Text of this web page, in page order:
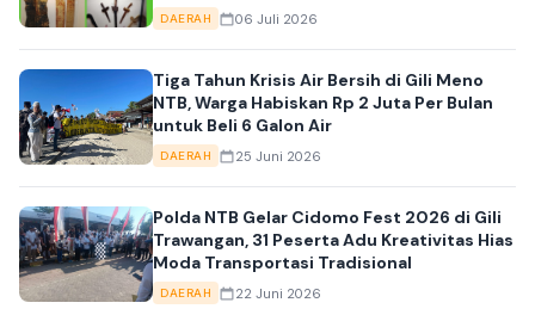
DAERAH 06 Juli 2026
Tiga Tahun Krisis Air Bersih di Gili Meno
NTB, Warga Habiskan Rp 2 Juta Per Bulan
untuk Beli 6 Galon Air
DAERAH 25 Juni 2026
Polda NTB Gelar Cidomo Fest 2026 di Gili
Trawangan, 31 Peserta Adu Kreativitas Hias
Moda Transportasi Tradisional
DAERAH 22 Juni 2026